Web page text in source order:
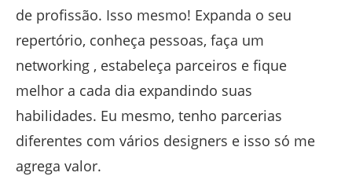
de profissão. Isso mesmo! Expanda o seu
repertório, conheça pessoas, faça um
networking , estabeleça parceiros e fique
melhor a cada dia expandindo suas
habilidades. Eu mesmo, tenho parcerias
diferentes com vários designers e isso só me
agrega valor.